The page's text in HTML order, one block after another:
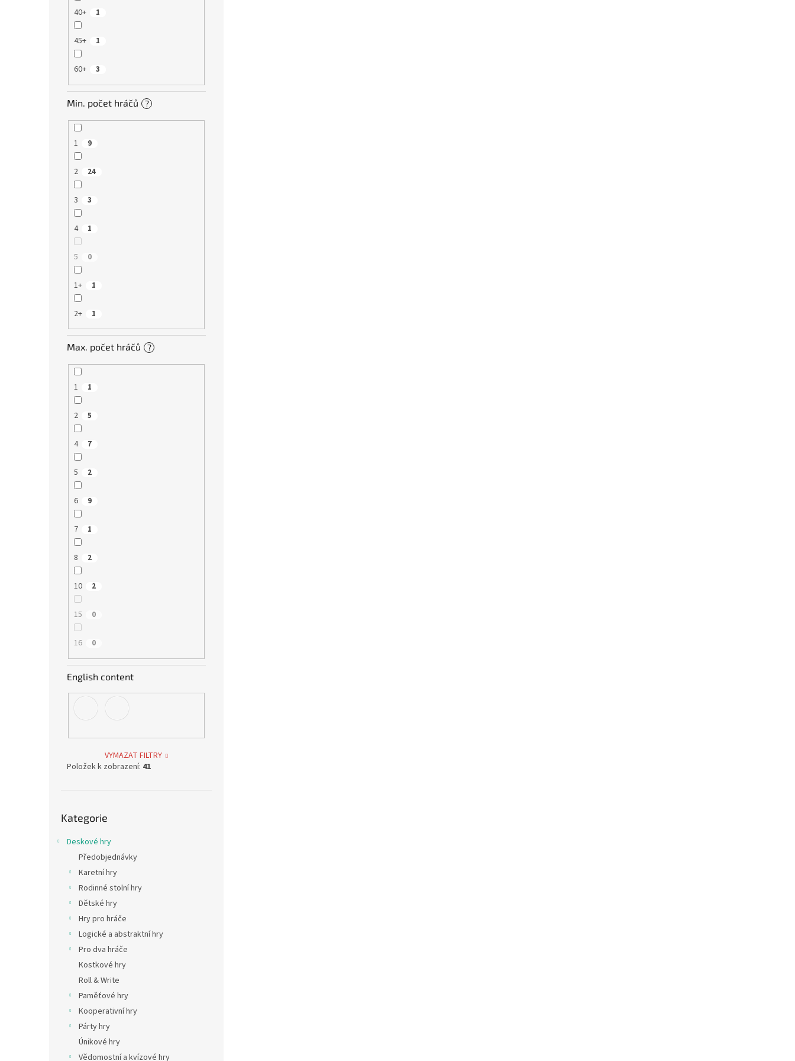
40+ 1
45+ 1
60+ 3
Min. počet hráčů ?
1 9
2 24
3 3
4 1
5 0
1+ 1
2+ 1
Max. počet hráčů ?
1 1
2 5
4 7
5 2
6 9
7 1
8 2
10 2
15 0
16 0
English content
VYMAZAT FILTRY
Položek k zobrazení: 41
kategorie
Kategorie
Deskové hry
Předobjednávky
Karetní hry
Rodinné stolní hry
Dětské hry
Hry pro hráče
Logické a abstraktní hry
Pro dva hráče
Kostkové hry
Roll & Write
Paměťové hry
Kooperativní hry
Párty hry
Únikové hry
Vědomostní a kvízové hry